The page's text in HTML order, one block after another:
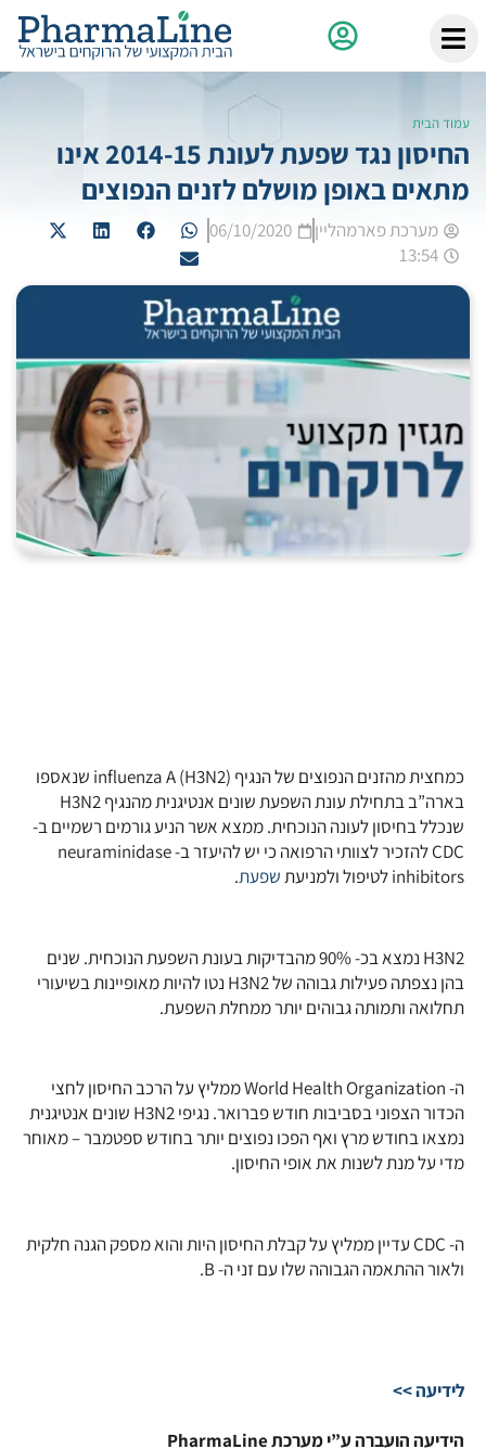
עמוד הבית
החיסון נגד שפעת לעונת 2014-15 אינו
מתאים באופן מושלם לזנים הנפוצים
מערכת פארמהליין
06/10/2020
13:54
כמחצית מהזנים הנפוצים של הנגיף (influenza A (H3N2 שנאספו
בארה”ב בתחילת עונת השפעת שונים אנטיגנית מהנגיף H3N2
שנכלל בחיסון לעונה הנוכחית. ממצא אשר הניע גורמים רשמיים ב-
CDC להזכיר לצוותי הרפואה כי יש להיעזר ב- neuraminidase
inhibitors לטיפול ולמניעת
שפעת.
H3N2 נמצא בכ- 90% מהבדיקות בעונת השפעת הנוכחית. שנים
בהן נצפתה פעילות גבוהה של H3N2 נטו להיות מאופיינות בשיעורי
תחלואה ותמותה גבוהים יותר ממחלת השפעת.
ה- World Health Organization ממליץ על הרכב החיסון לחצי
הכדור הצפוני בסביבות חודש פברואר. נגיפי H3N2 שונים אנטיגנית
נמצאו בחודש מרץ ואף הפכו נפוצים יותר בחודש ספטמבר – מאוחר
מדי על מנת לשנות את אופי החיסון.
ה- CDC עדיין ממליץ על קבלת החיסון היות והוא מספק הגנה חלקית
ולאור ההתאמה הגבוהה שלו עם זני ה- B.
לידיעה >>
הידיעה הועברה ע”י מערכת PharmaLine